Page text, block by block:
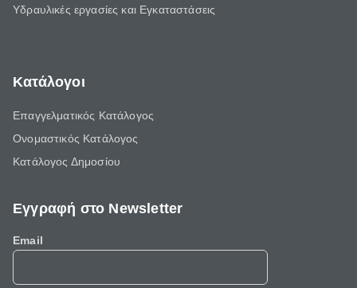
Υδραυλικές εργασίες και Εγκαταστάσεις
Κατάλογοι
Επαγγελματικός Κατάλογος
Ονομαστικός Κατάλογος
Κατάλογος Δημοσίου
Εγγραφή στο Newsletter
Email